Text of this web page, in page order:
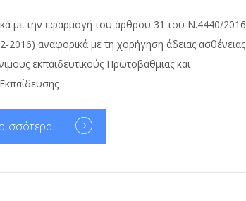
με την εφαρμογή του άρθρου 31 του Ν.4440/2016
2016) αναφορικά με τη χορήγηση άδειας ασθένειας
εκπαιδευτικούς Πρωτοβάθμιας και